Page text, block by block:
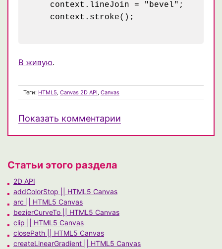
    context.lineJoin = "bevel";
    context.stroke();
В живую.
Теги: HTML5, Canvas 2D API, Canvas
Показать комментарии
Статьи этого раздела
2D API
addColorStop || HTML5 Canvas
arc || HTML5 Canvas
bezierCurveTo || HTML5 Canvas
clip || HTML5 Canvas
closePath || HTML5 Canvas
createLinearGradient || HTML5 Canvas